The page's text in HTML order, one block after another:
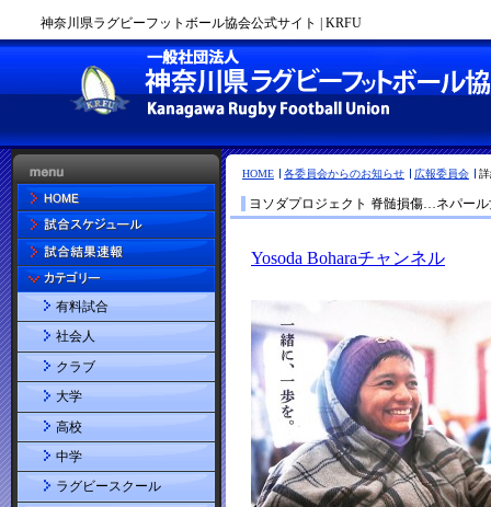
神奈川県ラグビーフットボール協会公式サイト | KRFU
HOME 各委員会からのお知らせ 広報委員会
ヨソダプロジェクト 脊髄損傷…ネパー
有料試合
社会人
クラブ
大学
高校
中学
ラグビースクール